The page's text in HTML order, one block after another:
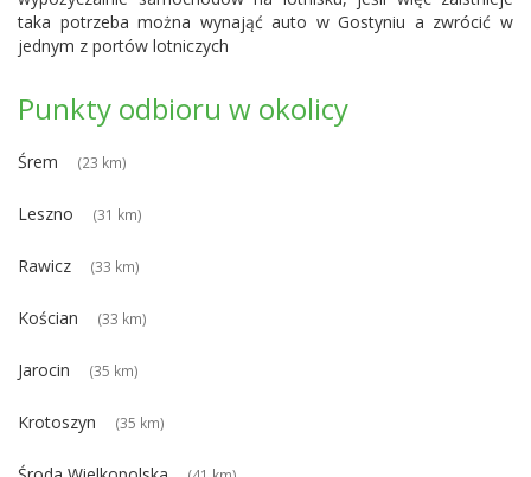
taka potrzeba można wynająć auto w Gostyniu a zwrócić w
jednym z portów lotniczych
Punkty odbioru w okolicy
Śrem (23 km)
Leszno (31 km)
Rawicz (33 km)
Kościan (33 km)
Jarocin (35 km)
Krotoszyn (35 km)